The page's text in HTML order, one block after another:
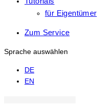
für Eigentümer
Zum Service
Sprache auswählen
DE
EN